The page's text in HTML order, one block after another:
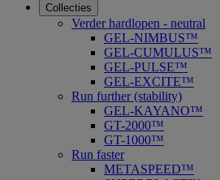
Collecties
Verder hardlopen - neutral
GEL-NIMBUS™
GEL-CUMULUS™
GEL-PULSE™
GEL-EXCITE™
Run further (stability)
GEL-KAYANO™
GT-2000™
GT-1000™
Run faster
METASPEED™